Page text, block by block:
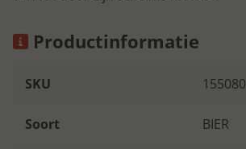
Productinformatie
SKU 155080
Soort BIER